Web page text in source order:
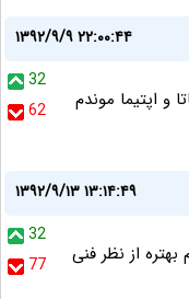
۱۳۹۲/۹/۹ ۲۲:۰۰:۴۴
32
62
و اپتیما موندم
۱۳۹۲/۹/۱۳ ۱۳:۱۴:۴۹
32
77
و اپتیما20141 کدوم بهتره از نظر فنی